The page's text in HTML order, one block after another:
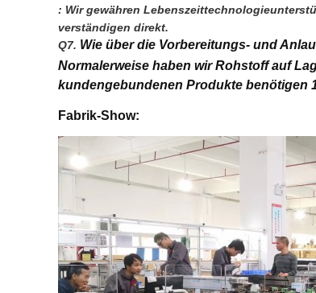
: Wir gewähren
verständigen direkt.
Q7. Wie über die Vorbereitungs- und
Normalerweise haben wir Rohstoff auf
kundengebundenen Produkte benötigen
Fabrik-Show: